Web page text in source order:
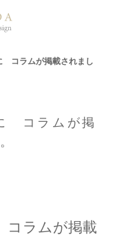
コラムが掲載されまし
コラムが掲
コラムが掲載